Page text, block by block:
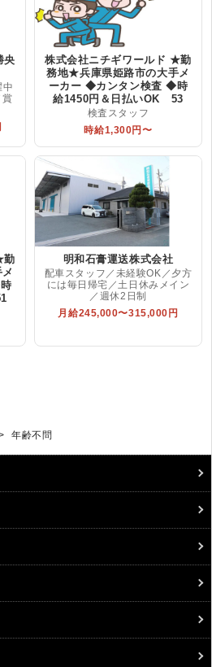
央
中
賞
株式会社ニチギワールド ★勤
務地★兵庫県姫路市の大手メ
ーカー ◆カンタン検査 ◆時
給1450円＆日払いOK 53
検査スタッフ
時給1,300円〜
勤
明和石膏運送株式会社
配車スタッフ／未経験OK／夕方
には毎日帰宅／土日休みメイン
／週休2日制
月給245,000〜315,000円
年齢不問